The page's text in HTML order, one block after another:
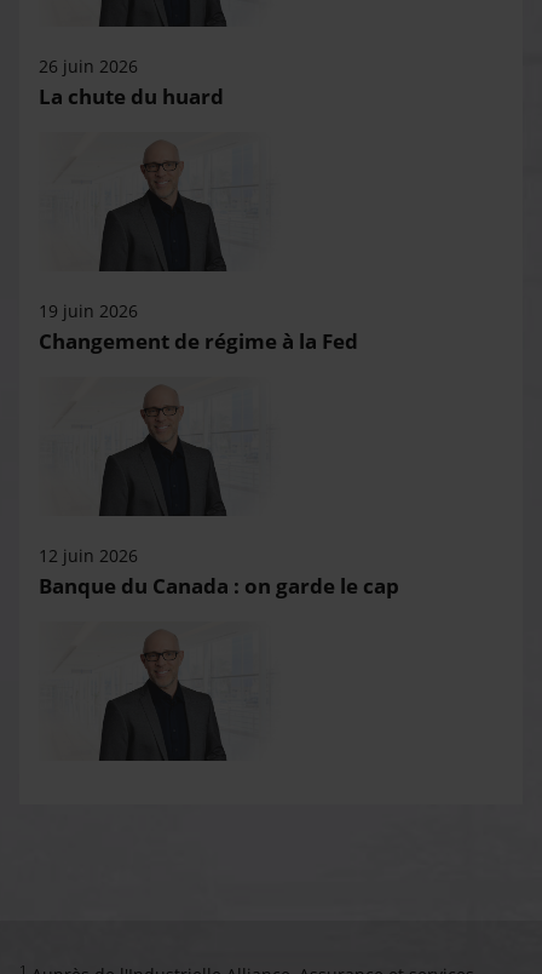
26 juin 2026
La chute du huard
19 juin 2026
Changement de régime à la Fed
12 juin 2026
Banque du Canada : on garde le cap
1